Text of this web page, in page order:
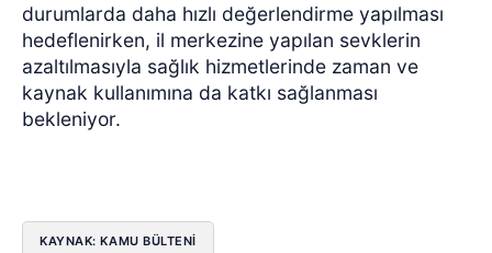
durumlarda daha hızlı değerlendirme yapılması
hedeflenirken, il merkezine yapılan sevklerin
azaltılmasıyla sağlık hizmetlerinde zaman ve
kaynak kullanımına da katkı sağlanması
bekleniyor.
KAYNAK: KAMU BÜLTENİ